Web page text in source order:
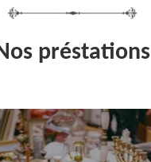
préstations